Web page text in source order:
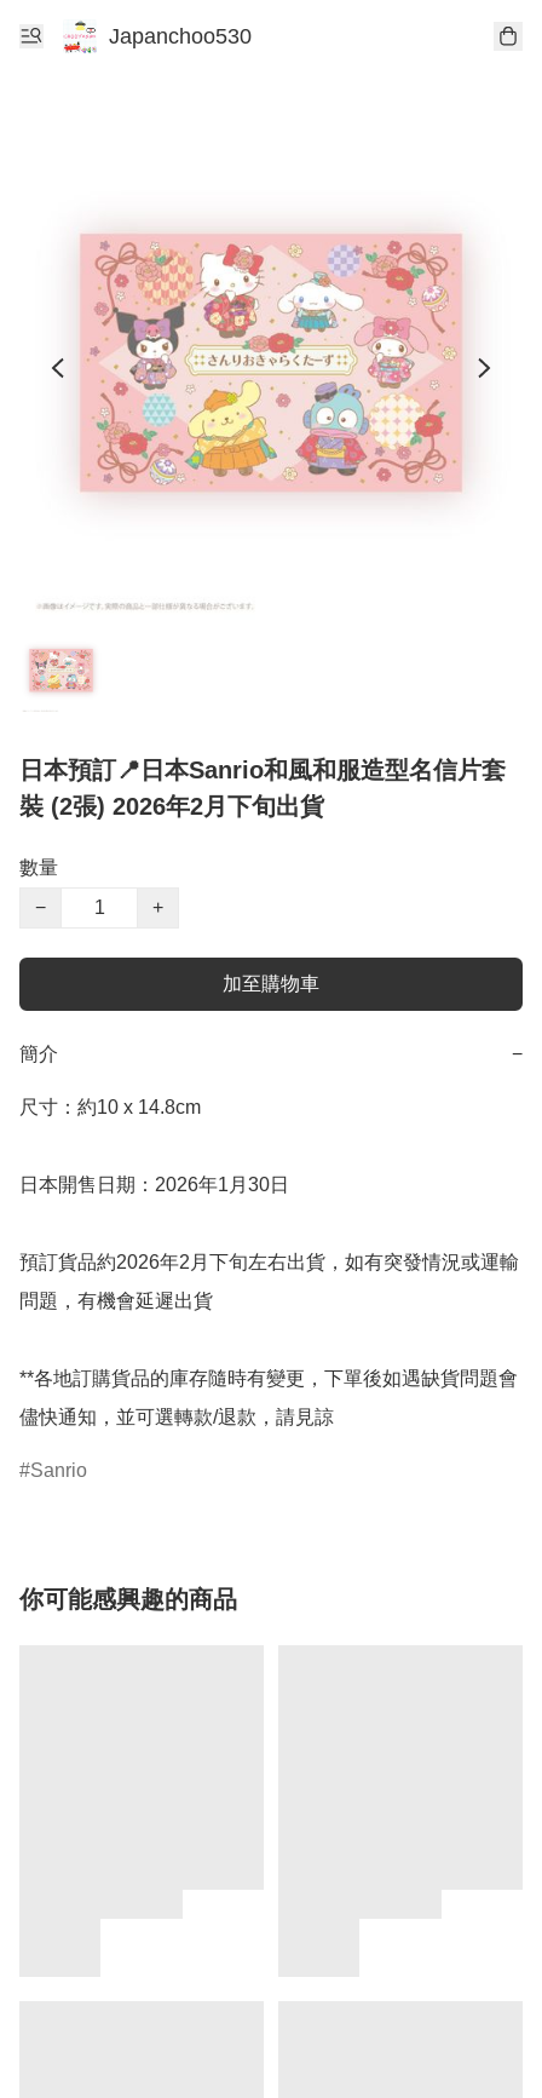
Japanchoo530
日本預訂📍日本Sanrio和風和服造型名信片套
裝 (2張) 2026年2月下旬出貨
數量
−
+
加至購物車
簡介 −
尺寸：約10 x 14.8cm
日本開售日期：2026年1月30日
預訂貨品約2026年2月下旬左右出貨，如有突發情況或運輸
問題，有機會延遲出貨
**各地訂購貨品的庫存隨時有變更，下單後如遇缺貨問題會
儘快通知，並可選轉款/退款，請見諒
Sanrio
你可能感興趣的商品